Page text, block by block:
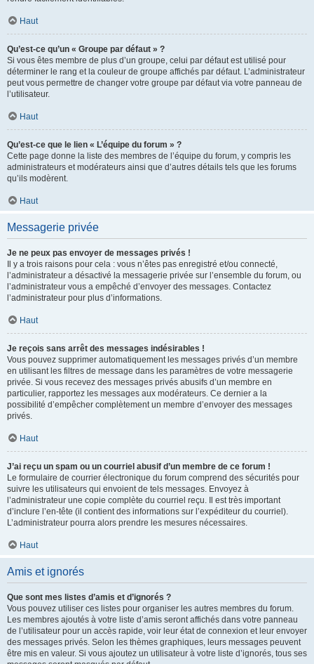
Haut
Qu’est-ce qu’un « Groupe par défaut » ?
Si vous êtes membre de plus d’un groupe, celui par défaut est utilisé pour
déterminer le rang et la couleur de groupe affichés par défaut. L’administrateur
peut vous permettre de changer votre groupe par défaut via votre panneau de
l’utilisateur.
Haut
Qu’est-ce que le lien « L’équipe du forum » ?
Cette page donne la liste des membres de l’équipe du forum, y compris les
administrateurs et modérateurs ainsi que d’autres détails tels que les forums
qu’ils modèrent.
Haut
Messagerie privée
Je ne peux pas envoyer de messages privés !
Il y a trois raisons pour cela : vous n’êtes pas enregistré et/ou connecté,
l’administrateur a désactivé la messagerie privée sur l’ensemble du forum, ou
l’administrateur vous a empêché d’envoyer des messages. Contactez
l’administrateur pour plus d’informations.
Haut
Je reçois sans arrêt des messages indésirables !
Vous pouvez supprimer automatiquement les messages privés d’un membre
en utilisant les filtres de message dans les paramètres de votre messagerie
privée. Si vous recevez des messages privés abusifs d’un membre en
particulier, rapportez les messages aux modérateurs. Ce dernier a la
possibilité d’empêcher complètement un membre d’envoyer des messages
privés.
Haut
J’ai reçu un spam ou un courriel abusif d’un membre de ce forum !
Le formulaire de courrier électronique du forum comprend des sécurités pour
suivre les utilisateurs qui envoient de tels messages. Envoyez à
l’administrateur une copie complète du courriel reçu. Il est très important
d’inclure l’en-tête (il contient des informations sur l’expéditeur du courriel).
L’administrateur pourra alors prendre les mesures nécessaires.
Haut
Amis et ignorés
Que sont mes listes d’amis et d’ignorés ?
Vous pouvez utiliser ces listes pour organiser les autres membres du forum.
Les membres ajoutés à votre liste d’amis seront affichés dans votre panneau
de l’utilisateur pour un accès rapide, voir leur état de connexion et leur envoyer
des messages privés. Selon les thèmes graphiques, leurs messages peuvent
être mis en valeur. Si vous ajoutez un utilisateur à votre liste d’ignorés, tous ses